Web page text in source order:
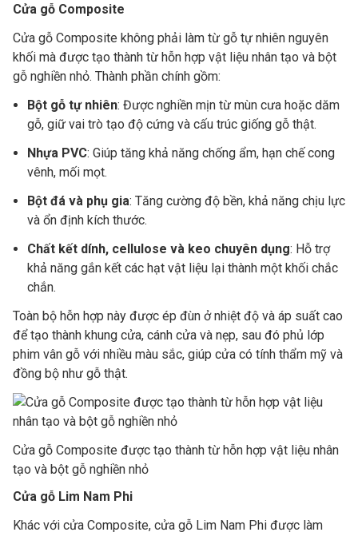
Cửa gỗ Composite
Cửa gỗ Composite không phải làm từ gỗ tự nhiên nguyên
khối mà được tạo thành từ hỗn hợp vật liệu nhân tạo và bột
gỗ nghiền nhỏ. Thành phần chính gồm:
Bột gỗ tự nhiên: Được nghiền mịn từ mùn cưa hoặc dăm
gỗ, giữ vai trò tạo độ cứng và cấu trúc giống gỗ thật.
Nhựa PVC: Giúp tăng khả năng chống ẩm, hạn chế cong
vênh, mối mọt.
Bột đá và phụ gia: Tăng cường độ bền, khả năng chịu lực
và ổn định kích thước.
Chất kết dính, cellulose và keo chuyên dụng: Hỗ trợ
khả năng gắn kết các hạt vật liệu lại thành một khối chắc
chắn.
Toàn bộ hỗn hợp này được ép đùn ở nhiệt độ và áp suất cao
để tạo thành khung cửa, cánh cửa và nẹp, sau đó phủ lớp
phim vân gỗ với nhiều màu sắc, giúp cửa có tính thẩm mỹ và
đồng bộ như gỗ thật.
Cửa gỗ Composite được tạo thành từ hỗn hợp vật liệu nhân
tạo và bột gỗ nghiền nhỏ
Cửa gỗ Lim Nam Phi
Khác với cửa Composite, cửa gỗ Lim Nam Phi được làm